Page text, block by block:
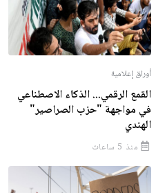
أوراق إعلامية
القمع الرقمي... الذكاء الاصطناعي
في مواجهة "حزب الصراصير"
الهندي
منذ 5 ساعات